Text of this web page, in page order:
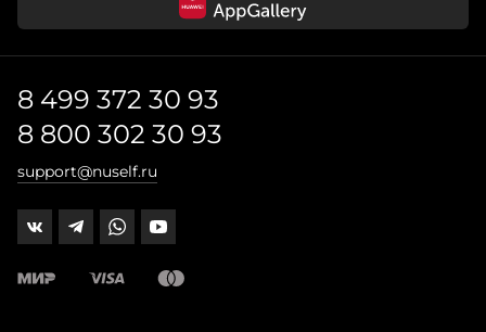
8 499 372 30 93
8 800 302 30 93
support@nuself.ru